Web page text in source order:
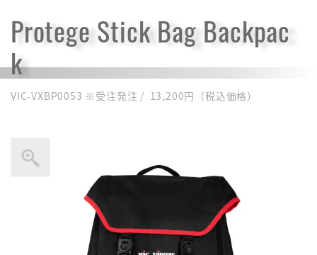
Protege Stick Bag Backpac
k
VIC-VXBP0053 ※受注発注 / 13,200円（税込価格）